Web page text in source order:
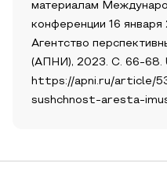
материалам
конференции 16
Агентство
(АПНИ), 2023. С. 66-68.
https://apni.ru/article/
sushchnost-aresta-